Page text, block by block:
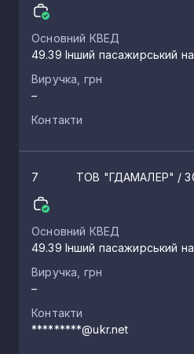
Основний КВЕД
49.39 Інший пасажирський
Виручка, грн
–
Контакти
7 ТОВ "ГДАМАЛЕР" /
Основний КВЕД
49.39 Інший пасажирський
Виручка, грн
–
Контакти
*********@ukr.net